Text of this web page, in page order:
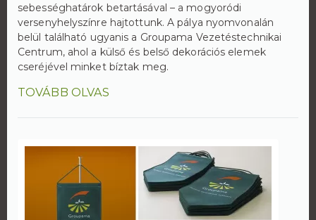
sebességhatárok betartásával – a mogyoródi
versenyhelyszínre hajtottunk. A pálya nyomvonalán
belül található ugyanis a Groupama Vezetéstechnikai
Centrum, ahol a külső és belső dekorációs elemek
cseréjével minket bíztak meg.
TOVÁBB OLVAS